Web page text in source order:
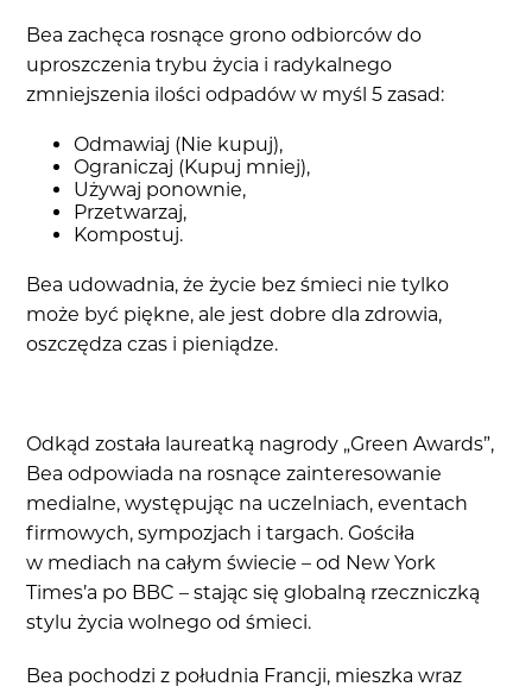
Bea zachęca rosnące grono odbiorców do
uproszczenia trybu życia i radykalnego
zmniejszenia ilości odpadów w myśl 5 zasad:
Odmawiaj (Nie kupuj),
Ograniczaj (Kupuj mniej),
Używaj ponownie,
Przetwarzaj,
Kompostuj.
Bea udowadnia, że życie bez śmieci nie tylko
może być piękne, ale jest dobre dla zdrowia,
oszczędza czas i pieniądze.
Odkąd została laureatką nagrody „Green Awards”,
Bea odpowiada na rosnące zainteresowanie
medialne, występując na uczelniach, eventach
firmowych, sympozjach i targach. Gościła
w mediach na całym świecie – od New York
Times’a po BBC – stając się globalną rzeczniczką
stylu życia wolnego od śmieci.
Bea pochodzi z południa Francji, mieszka wraz